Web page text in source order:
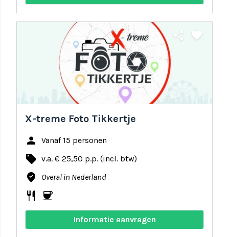
share favorite
X-treme Foto Tikkertje
person Vanaf 15 personen
local_offer v.a. € 25,50 p.p. (incl. btw)
where_to_vote Overal in Nederland
restaurant coffee
Informatie aanvragen